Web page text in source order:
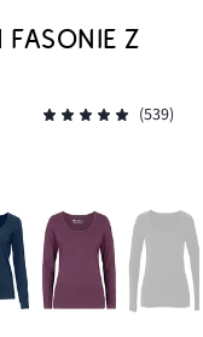
FASONIE Z
(539)